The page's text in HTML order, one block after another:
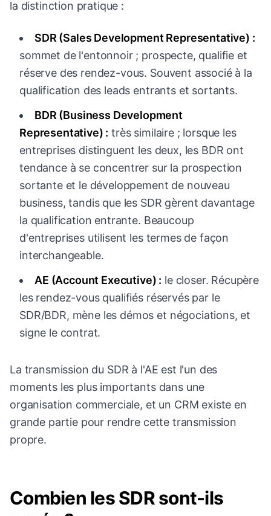
la distinction pratique :
SDR (Sales Development Representative) :
sommet de l'entonnoir ; prospecte, qualifie et
réserve des rendez-vous. Souvent associé à la
qualification des leads entrants et sortants.
BDR (Business Development
Representative) : très similaire ; lorsque les
entreprises distinguent les deux, les BDR ont
tendance à se concentrer sur la prospection
sortante et le développement de nouveau
business, tandis que les SDR gèrent davantage
la qualification entrante. Beaucoup
d'entreprises utilisent les termes de façon
interchangeable.
AE (Account Executive) : le closer. Récupère
les rendez-vous qualifiés réservés par le
SDR/BDR, mène les démos et négociations, et
signe le contrat.
La transmission du SDR à l'AE est l'un des
moments les plus importants dans une
organisation commerciale, et un CRM existe en
grande partie pour rendre cette transmission
propre.
Combien les SDR sont-ils